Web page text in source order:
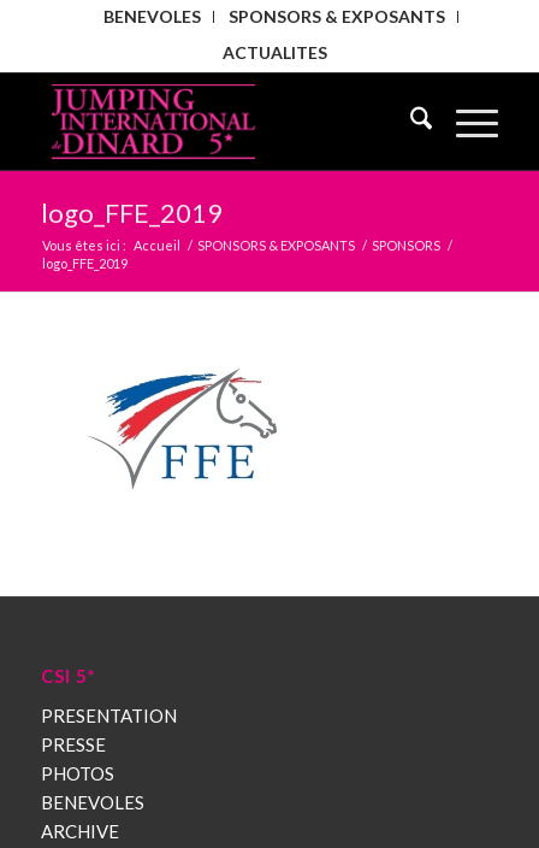
BENEVOLES
SPONSORS & EXPOSANTS
ACTUALITES
logo_FFE_2019
Vous êtes ici : Accueil / SPONSORS & EXPOSANTS / SPONSORS /
logo_FFE_2019
CSI 5*
PRESENTATION
PRESSE
PHOTOS
BENEVOLES
ARCHIVE